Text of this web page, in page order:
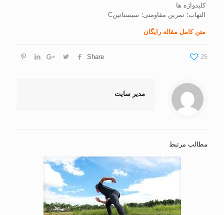
کلیدواژه ها
التهاب؛ تمرین مقاومتی؛ سیستاتینC
متن کامل مقاله رایگان
Share 25
مدیر سایت
مطالب مرتبط